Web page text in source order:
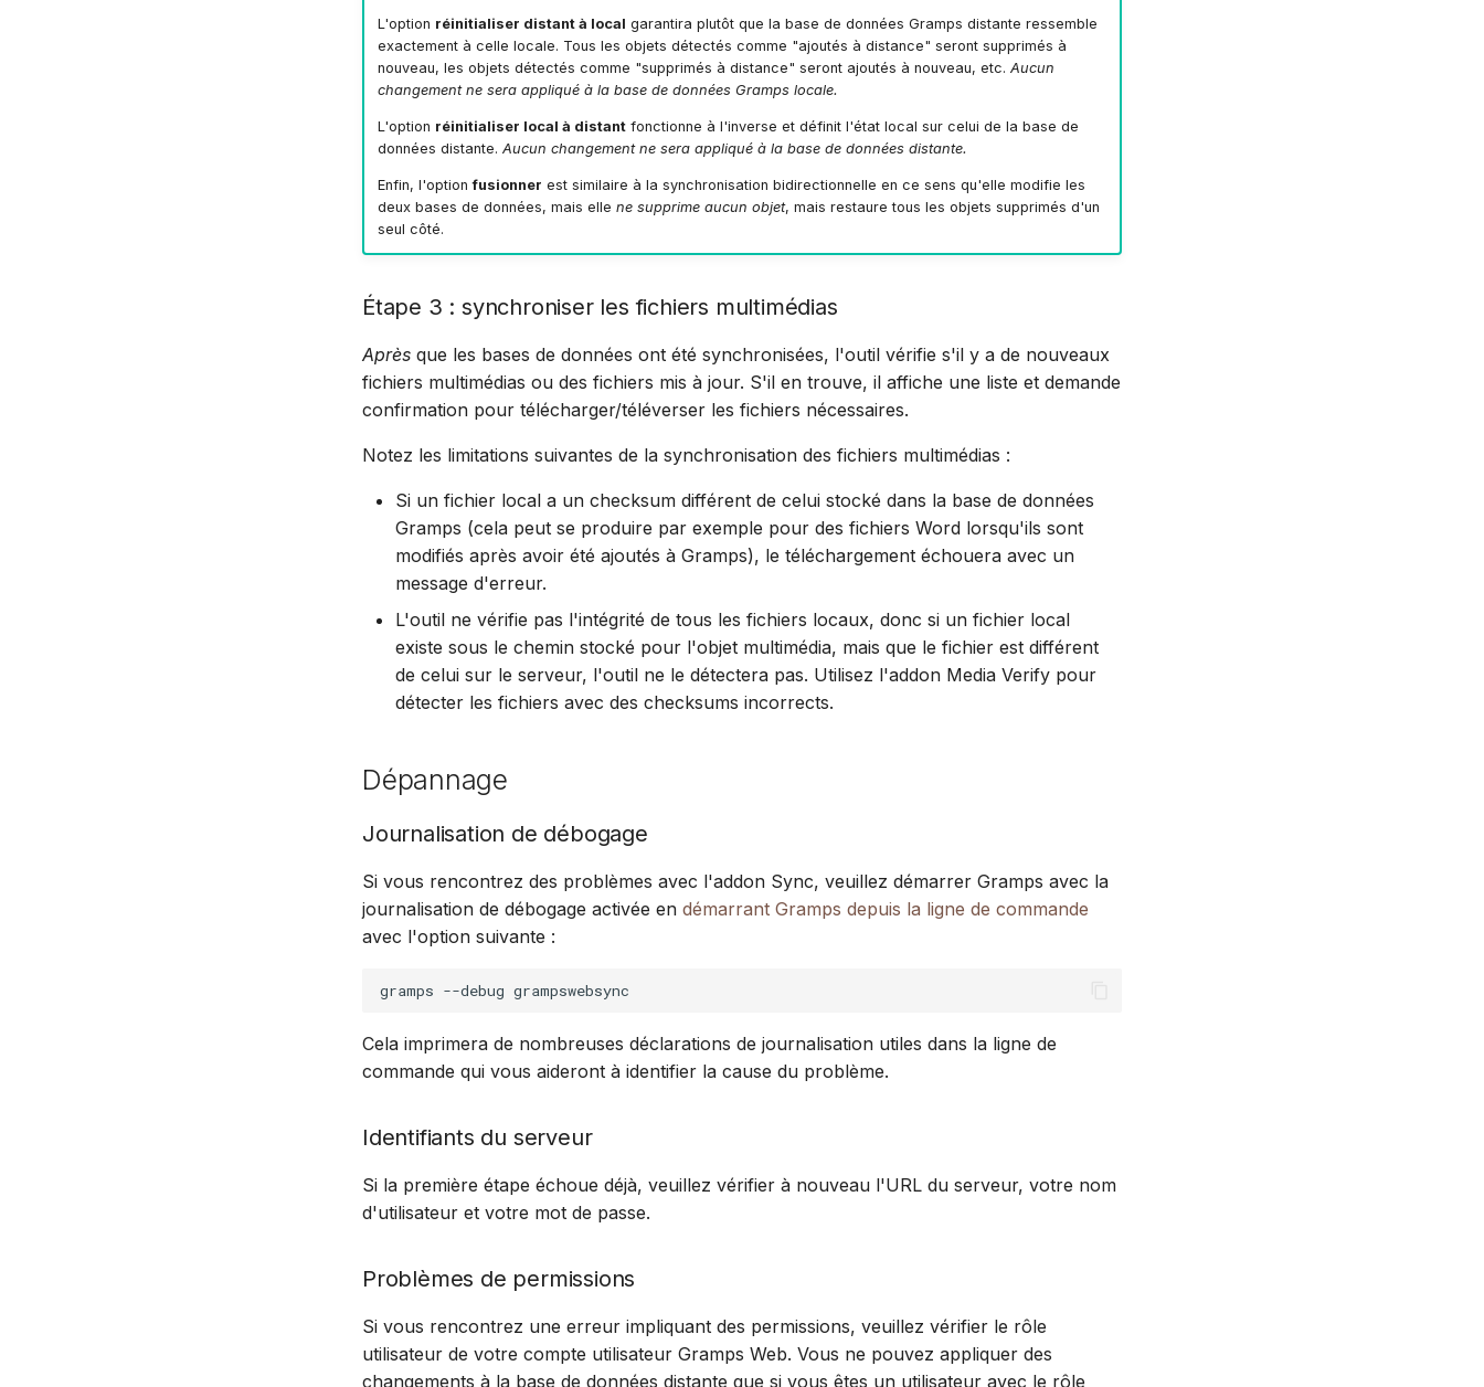
L'option réinitialiser distant à local garantira plutôt que la base de données Gramps distante ressemble
exactement à celle locale. Tous les objets détectés comme "ajoutés à distance" seront supprimés à
nouveau, les objets détectés comme "supprimés à distance" seront ajoutés à nouveau, etc. Aucun
changement ne sera appliqué à la base de données Gramps locale.
L'option réinitialiser local à distantfonctionne à l'inverse et définit l'état local sur celui de la base de
données distante. Aucun changement ne sera appliqué à la base de données distante.
Enfin, l'optionfusionner est similaire à la synchronisation bidirectionnelle en ce sens qu'elle modifie les
deux bases de données, mais elle ne supprime aucun objet, mais restaure tous les objets supprimés d'un
seul côté.
Étape 3 : synchroniser les fichiers multimédias
Après que les bases de données ont été synchronisées, l'outil vérifie s'il y a de nouveaux
fichiers multimédias ou des fichiers mis à jour. S'il en trouve, il affiche une liste et demande
confirmation pour télécharger/téléverser les fichiers nécessaires.
Notez les limitations suivantes de la synchronisation des fichiers multimédias :
Si un fichier local a un checksum différent de celui stocké dans la base de données
Gramps (cela peut se produire par exemple pour des fichiers Word lorsqu'ils sont
modifiés après avoir été ajoutés à Gramps), le téléchargement échouera avec un
message d'erreur.
L'outil ne vérifie pas l'intégrité de tous les fichiers locaux, donc si un fichier local
existe sous le chemin stocké pour l'objet multimédia, mais que le fichier est différent
de celui sur le serveur, l'outil ne le détectera pas. Utilisez l'addon Media Verify pour
détecter les fichiers avec des checksums incorrects.
Dépannage
Journalisation de débogage
Si vous rencontrez des problèmes avec l'addon Sync, veuillez démarrer Gramps avec la
journalisation de débogage activée en démarrant Gramps depuis la ligne de commande
avec l'option suivante :
gramps --debug
Cela imprimera de nombreuses déclarations de journalisation utiles dans la ligne de
commande qui vous aideront à identifier la cause du problème.
Identifiants du serveur
Si la première étape échoue déjà, veuillez vérifier à nouveau l'URL du serveur, votre nom
d'utilisateur et votre mot de passe.
Problèmes de permissions
Si vous rencontrez une erreur impliquant des permissions, veuillez vérifier le rôle
utilisateur de votre compte utilisateur Gramps Web. Vous ne pouvez appliquer des
changements à la base de données distante que si vous êtes un utilisateur avec le rôle